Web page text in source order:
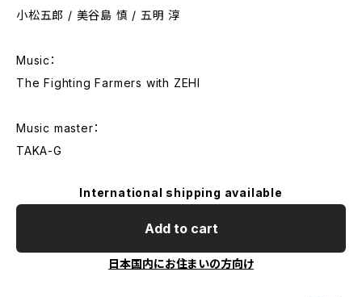
小松五郎 / 美谷島 慎 / 五明 淳
Music：
The Fighting Farmers with ZEHI
Music master：
TAKA-G
International shipping available
Add to cart
日本国内にお住まいの方向け